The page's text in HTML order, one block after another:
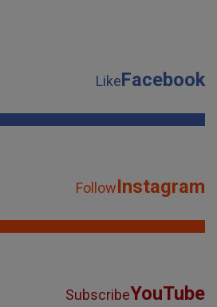
LikeFacebook
FollowInstagram
SubscribeYouTube